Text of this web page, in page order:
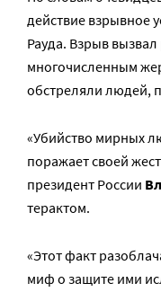
действие взрывное
Рауда. Взрыв
многочисленным
обстреляли людей,
«Убийство мирных
поражает своей
президент России
терактом.
«Этот факт
миф о защите ими